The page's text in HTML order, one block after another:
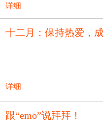
详细
十二月：保持热爱，
详细
跟“emo”说拜拜！